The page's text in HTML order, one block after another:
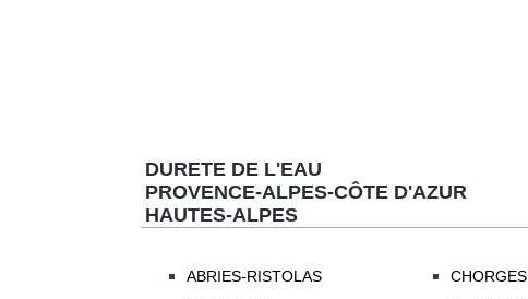
DURETE DE L'EAU
PROVENCE-ALPES-CÔTE D'AZUR
HAUTES-ALPES
ABRIES-RISTOLAS
CHORGES